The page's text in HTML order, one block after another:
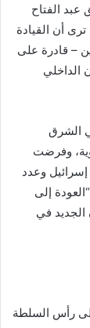
عبد الفتاح
أن القيادة
– قادرة على
الداخلي
الشرق
وفرضت
وعدد
إلى
في
رأس السلطة